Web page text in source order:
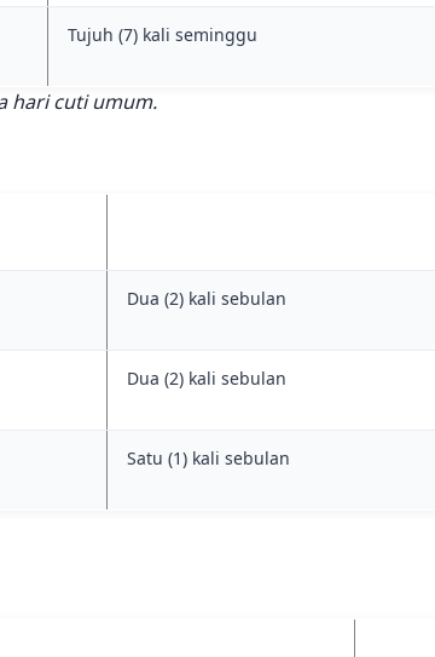
Tujuh (7) kali seminggu
hari cuti umum.
Dua (2) kali sebulan
Dua (2) kali sebulan
Satu (1) kali sebulan